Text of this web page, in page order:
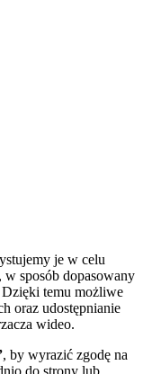
je w celu
w sposób dopasowany
temu możliwe
oraz udostępnianie
wideo.
, by wyrazić zgodę na